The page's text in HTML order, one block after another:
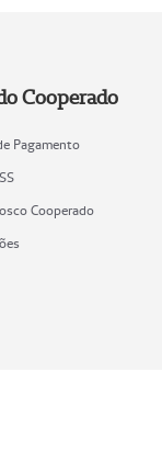
Cooperado
Pagamento
Cooperado